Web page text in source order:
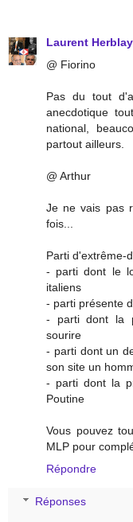
Laurent Herblay
@ Fiorino
Pas du tout
anecdotique
national,
partout ailleurs.
@ Arthur
Je ne vais pas
fois...
Parti d'extrême-
- parti dont le
italiens
- parti présente
- parti dont la
sourire
- parti dont un
son site un
- parti dont la
Poutine
Vous pouvez
MLP pour
Répondre
Réponses